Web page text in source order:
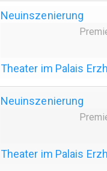
Neuinszenierung
Theater im Palais
Neuinszenierung
Theater im Palais